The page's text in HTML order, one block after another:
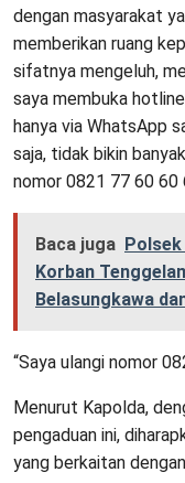
dengan masyarakat
memberikan ruang
sifatnya mengeluh,
saya membuka
hanya via WhatsApp
saja, tidak bikin
nomor 0821 77 60 60
Baca juga Polsek
Korban
Belasungkawa
“Saya ulangi nomor
Menurut Kapolda,
pengaduan ini,
yang berkaitan